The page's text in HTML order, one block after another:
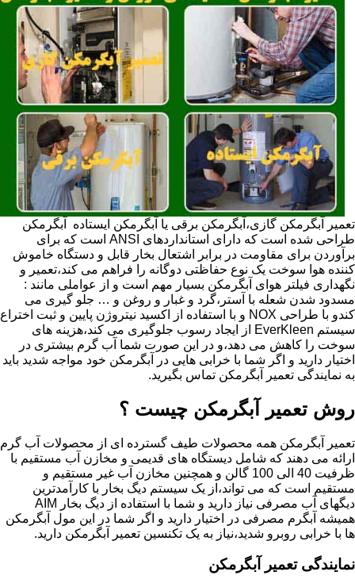
تعمیر آبگرمکن گازی،آبگرمکن برقی یا آبگرمکن ایستاده ​ آبگرمکن
طراحی شده است که دارای استانداردهای ANSI است که برای
برآوردن برای مقاومت در برابر اشتعال بخار قابل و دستگاه خاموش
کننده هوا سوخت یک نوع حفاظتی دوگانه را فراهم می کند،تعمیر و
نگهداری فیلتر هوای آبگرمکن بسیار مهم است و از عواملی مانند :
مسدود شدن شعله با آستر،گرد و غبار و روغن و … جلو گیری می
کندو با طراحی NOX و با استفاده از اکسید نیتروژن پایین و ثبت اختراع
سیستم EverKleen از ایجاد رسوب جلوگیری می کند،هزینه های
سوخت را کاهش می دهد،و در این صورت شما آب گرم بیشتری در
اختیار دارید و اگر شما با خرابی هایی در آبگرمکن خود مواجه شدید باید
به نمایندگی تعمیر آبگرمکن تماس بگیرید.
روش تعمیر آبگرمکن چیست ؟
تعمیر آبگرمکن همه محصولات طیف گسترده ای از محصولات آب گرم
ارائه می دهند که شامل دیستگاه های قدیمی و مخازن آب مستقیم با
ظرفیت 40 الی 100 گالن و همچنین مخازن آب غیر مستقیم و
مستقیم است که می تواند،از یک سیستم دیگ بخار با کارآمدترین
دیگهای آب مصرفی نیاز دارید و شما با استفاده از دیگ بخار AIM
همیشه آبگرم مصرفی در اختیار دارید و اگر شما در این مول آبگرمکن
ها با خرابی روبرو شدید،نیاز به یک تکنسین تعمیر آبگرمکن دارید.
نمایندگی تعمیر آبگرمکن